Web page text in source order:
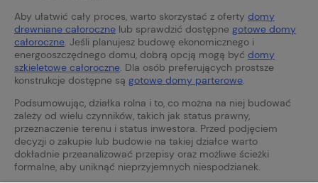
Aby ułatwić cały proces, warto skorzystać z oferty domy
drewniane całoroczne lub sprawdzić dostępne gotowe domy
całoroczne. Jeśli planujesz budowę ekonomicznego i
energooszczędnego domu, dobrą opcją mogą być domy
szkieletowe całoroczne. Dla osób preferujących prostsze
konstrukcje dostępne są gotowe domy parterowe.
Podsumowując, działka rolna i to, co można na niej budować
zależy od wielu czynników, takich jak status prawny,
przeznaczenie terenu i status inwestora. Przed podjęciem
decyzji o zakupie lub budowie na takiej działce warto
dokładnie przeanalizować przepisy oraz możliwe ścieżki
formalne, aby uniknąć nieprzyjemnych niespodzianek.